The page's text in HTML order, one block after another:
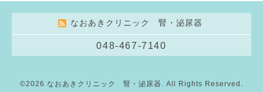
なおあきクリニック 腎・泌尿器
048-467-7140
©2026 なおあきクリニック 腎・泌尿器 . All Rights Reserved.